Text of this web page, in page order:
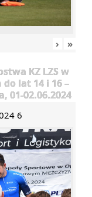
› »
KZ LZS w
lat 14 i 16 –
01-02.06.2024
6